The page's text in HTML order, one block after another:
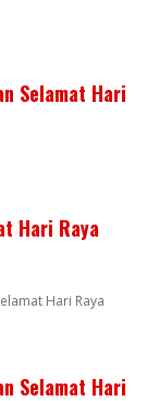
Selamat Hari
Hari Raya
Hari Raya
Selamat Hari